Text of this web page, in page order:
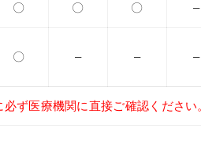
〇 〇 〇 –
〇 – – –
ず医療機関に直接ご確認ください